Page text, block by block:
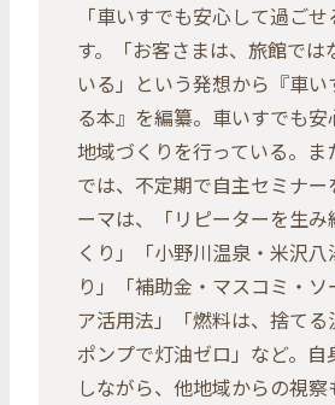
「車いすでも安心して過ご
す。「お客さまは、旅館では
いる」という発想から『車
る本』を編纂。車いすでも安
地域づくりを行っている。ま
では、不定期で自主セミナ
ーマは、「リピーターを生
くり」「小野川温泉・米沢八
り」「補助金・マスコミ・ソ
ア活用法」「燃料は、捨てる
ポンプで灯油ゼロ」など。自
しながら、他地域からの視